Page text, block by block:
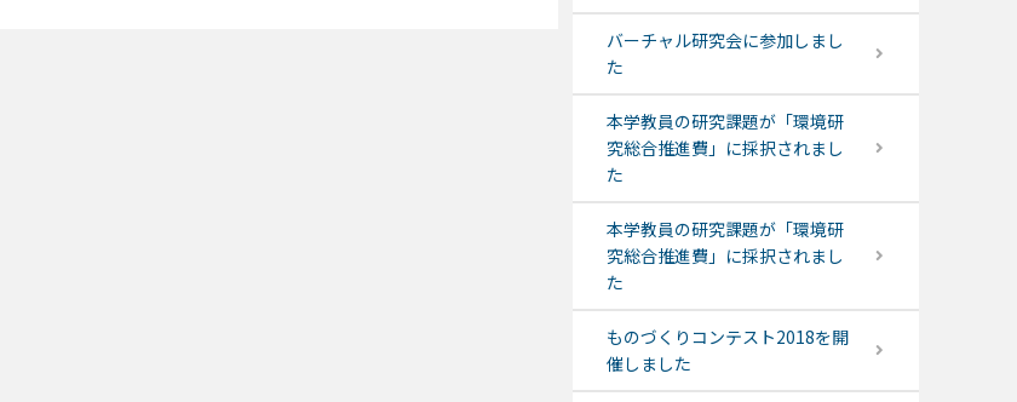
バーチャル研究会に参加しまし
た
本学教員の研究課題が「環境研
究総合推進費」に採択されまし
た
本学教員の研究課題が「環境研
究総合推進費」に採択されまし
た
ものづくりコンテスト2018を開
催しました